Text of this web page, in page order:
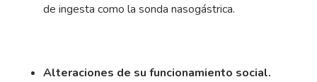
de ingesta como la sonda nasogástrica.
Alteraciones de su funcionamiento social.